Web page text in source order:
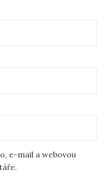
e-mail a webovou